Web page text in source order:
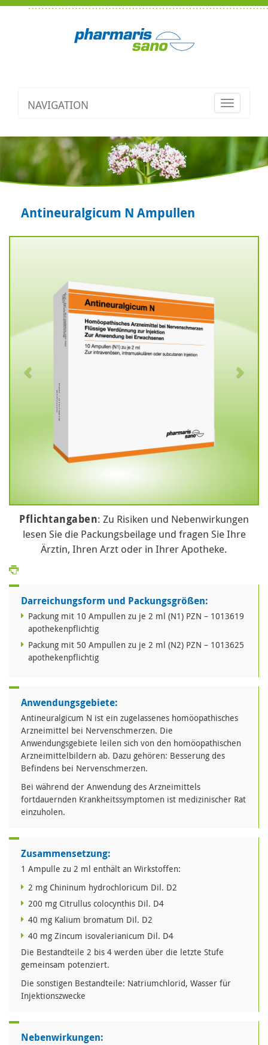
NAVIGATION
Toggle
Antineuralgicum N Ampullen
Pflichtangaben: Zu Risiken und Nebenwirkungen
lesen Sie die Packungsbeilage und fragen Sie Ihre
Ärztin, Ihren Arzt oder in Ihrer Apotheke.
Darreichungsform und Packungsgrößen:
Packung mit 10 Ampullen zu je 2 ml (N1) PZN – 1013619
apothekenpflichtig
Packung mit 50 Ampullen zu je 2 ml (N2) PZN – 1013625
apothekenpflichtig
Anwendungsgebiete:
Antineuralgicum N ist ein zugelassenes homöopathisches
Arzneimittel bei Nervenschmerzen. Die
Anwendungsgebiete leilen sich von den homöopathischen
Arzneimittelbildern ab. Dazu gehören: Besserung des
Befindens bei Nervenschmerzen.
Bei während der Anwendung des Arzneimittels
fortdauernden Krankheitssymptomen ist medizinischer Rat
einzuholen.
Zusammensetzung:
1 Ampulle zu 2 ml enthält an Wirkstoffen:
2 mg Chininum hydrochloricum Dil. D2
200 mg Citrullus colocynthis Dil. D4
40 mg Kalium bromatum Dil. D2
40 mg Zincum isovalerianicum Dil. D4
Die Bestandteile 2 bis 4 werden über die letzte Stufe
gemeinsam potenziert.
Die sonstigen Bestandteile: Natriumchlorid, Wasser für
Injektionszwecke
Nebenwirkungen: